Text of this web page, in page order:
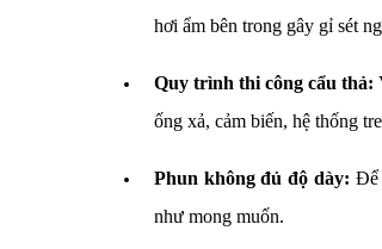
hơi ẩm bên trong gây gỉ sét
Quy trình thi công cẩu thả:
ống xả, cảm biến, hệ thống
Phun không đủ độ dày: Để
như mong muốn.